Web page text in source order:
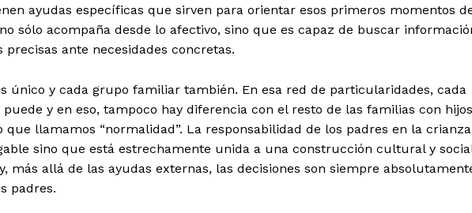
ayudas específicas que sirven para orientar esos primeros momentos
sólo acompaña desde lo afectivo, sino que es capaz de buscar
ante necesidades concretas.
único y cada grupo familiar también. En esa red de particularidades, cada
y en eso, tampoco hay diferencia con el resto de las familias con hijos
llamamos “normalidad”. La responsabilidad de los padres en la
sino que está estrechamente unida a una construcción cultural y
más allá de las ayudas externas, las decisiones son siempre
padres.